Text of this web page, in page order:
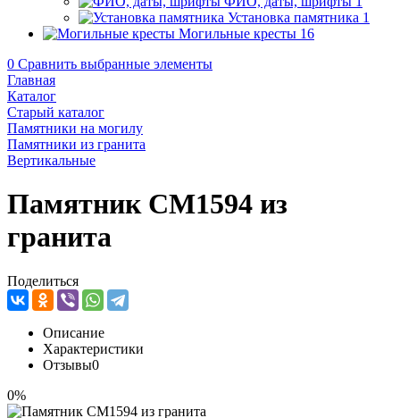
Установка памятника 1
Могильные кресты 16
0 Сравнить выбранные элементы
Главная
Каталог
Старый каталог
Памятники на могилу
Памятники из гранита
Вертикальные
Памятник CM1594 из
гранита
Поделиться
Описание
Характеристики
Отзывы0
0%